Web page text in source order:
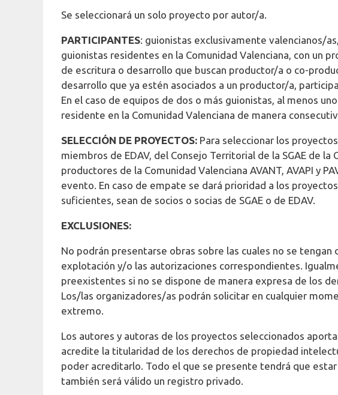
Se seleccionará un solo proyecto por autor/a.
PARTICIPANTES: guionistas exclusivamente valencianos/
guionistas residentes en la Comunidad Valenciana, con un
de escritura o desarrollo que buscan productor/a o co-
desarrollo que ya estén asociados a un productor/a,
En el caso de equipos de dos o más guionistas, al menos
residente en la Comunidad Valenciana de manera
SELECCIÓN DE PROYECTOS: Para seleccionar los
miembros de EDAV, del Consejo Territorial de la SGAE de
productores de la Comunidad Valenciana AVANT, AVAPI y
evento. En caso de empate se dará prioridad a los
suficientes, sean de socios o socias de SGAE o de EDAV.
EXCLUSIONES:
No podrán presentarse obras sobre las cuales no se
explotación y/o las autorizaciones correspondientes.
preexistentes si no se dispone de manera expresa de los
Los/las organizadores/as podrán solicitar en cualquier
extremo.
Los autores y autoras de los proyectos seleccionados
acredite la titularidad de los derechos de propiedad
poder acreditarlo. Todo el que se presente tendrá que
también será válido un registro privado.